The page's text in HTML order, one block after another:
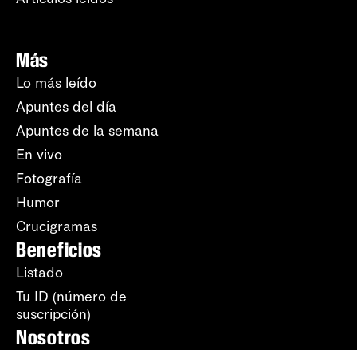
Más
Lo más leído
Apuntes del día
Apuntes de la semana
En vivo
Fotografía
Humor
Crucigramas
Beneficios
Listado
Tu ID (número de
suscripción)
Nosotros